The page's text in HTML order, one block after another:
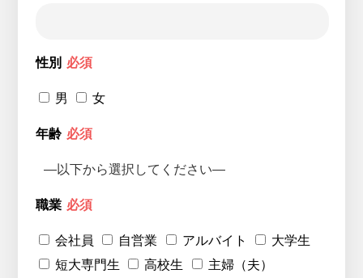
性別 必須
男 女
年齢 必須
職業 必須
会社員 自営業 アルバイト
大学生
短大専門生
高校生
主婦（夫）